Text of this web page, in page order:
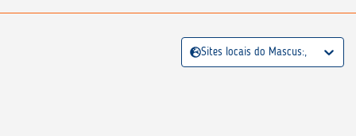
Sites locais do Mascus:,